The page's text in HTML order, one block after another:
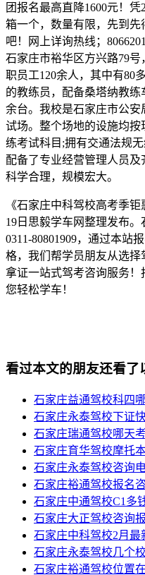
团报名最高直降1600元！
箱一个，数量有限，先到
吧！网上详询热线；
石家庄市裕华区方兴路79
职员工120余人，其中有80
的教练员，配备桑塔纳教
余台。我校是石家庄市公
试场。整个场地的设施均按
练考试科目;拥有交通法规无
配备了专业经营管理人员
科学合理，规模宏大。
《石家庄中科驾校高考季
19日思毅学车网整理发布
0311-80801909，通过本站
格，我们帮学员朋友从选择
拿证一站式驾考咨询服务
您轻松学车！
看过本文的朋友还看了
石家庄益通驾校科四
石家庄永泰驾校下证
石家庄瑞通驾校哪天
石家庄育华驾校摩托
石家庄永泰驾校咨询
石家庄裕通驾校报名
石家庄中通驾校C1多
石家庄大正驾校咨询
石家庄中科驾校2月最
石家庄永泰驾校几个
石家庄裕通驾校位置